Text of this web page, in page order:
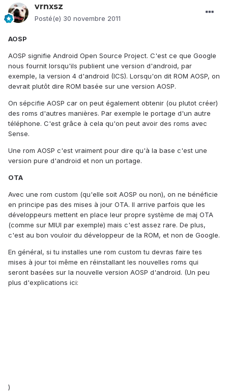
vrnxsz
Posté(e) 30 novembre 2011
AOSP
AOSP signifie Android Open Source Project. C'est ce que Google
nous fournit lorsqu'ils publient une version d'android, par
exemple, la version 4 d'android (ICS). Lorsqu'on dit ROM AOSP, on
devrait plutôt dire ROM basée sur une version AOSP.
On sépcifie AOSP car on peut également obtenir (ou plutot créer)
des roms d'autres manières. Par exemple le portage d'un autre
téléphone. C'est grâce à cela qu'on peut avoir des roms avec
Sense.
Une rom AOSP c'est vraiment pour dire qu'à la base c'est une
version pure d'android et non un portage.
OTA
Avec une rom custom (qu'elle soit AOSP ou non), on ne bénéficie
en principe pas des mises à jour OTA. Il arrive parfois que les
développeurs mettent en place leur propre système de maj OTA
(comme sur MIUI par exemple) mais c'est assez rare. De plus,
c'est au bon vouloir du développeur de la ROM, et non de Google.
En général, si tu installes une rom custom tu devras faire tes
mises à jour toi même en réinstallant les nouvelles roms qui
seront basées sur la nouvelle version AOSP d'android. (Un peu
plus d'explications ici:
)